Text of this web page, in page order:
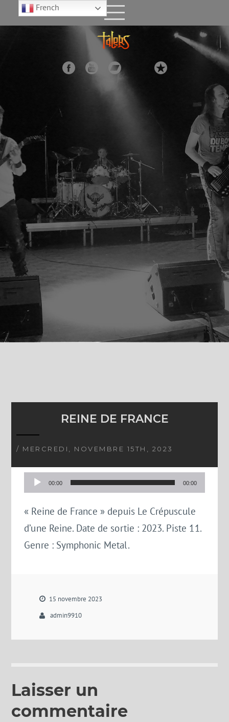
REINE DE FRANCE
/ MERCREDI, NOVEMBRE 15TH, 2023
Lecteur
audio
00:00 00:00
« Reine de France » depuis Le Crépuscule
d’une Reine. Date de sortie : 2023. Piste 11.
Genre : Symphonic Metal.
15 novembre 2023
admin9910
Laisser un
commentaire
French